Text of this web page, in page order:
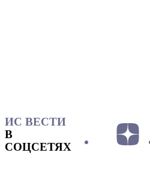
ИС ВЕСТИ
В
СОЦСЕТЯХ